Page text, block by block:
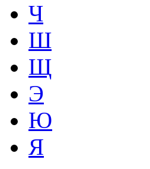
Ч
Ш
Щ
Э
Ю
Я